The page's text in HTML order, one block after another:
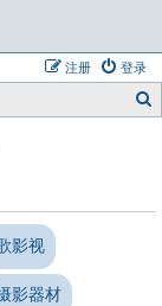
登录
注册
影视
影器材